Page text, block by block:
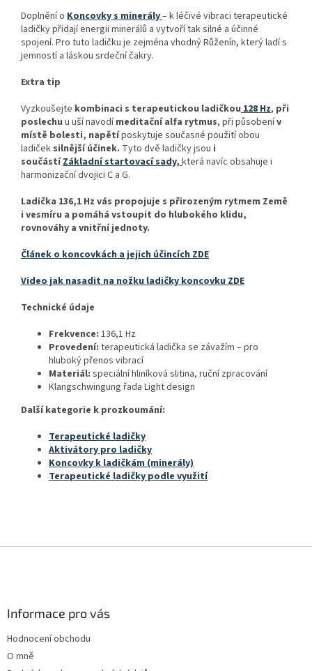
Doplnění o Koncovky s minerály– k léčivé vibraci terapeutické
ladičky přidají energii minerálů a vytvoří tak silné a účinné
spojení. Pro tuto ladičku je zejména vhodný Růženín, který ladí s
jemností a láskou srdeční čakry.
Extra tip
Vyzkoušejte kombinaci s terapeutickou ladičkou 128 Hz, při
poslechu u uší navodímeditační alfa rytmus, při působenív
místě bolesti, napětíposkytuje současné použití obou
ladiček silnější účinek. Tyto dvě ladičky jsou i
součástíZákladní startovací sady, která navíc obsahuje i
harmonizační dvojici C a G.
Ladička 136,1 Hz vás propojuje s přirozeným rytmem Země
i vesmíru a pomáhá vstoupit do hlubokého klidu,
rovnováhy a vnitřní jednoty.
Článek o koncovkách a jejich účincích ZDE
Video jak nasadit na nožku ladičky koncovku ZDE
Technické údaje
Frekvence: 136,1 Hz
Provedení: terapeutická ladička se závažím – pro
hluboký přenos vibrací
Materiál: speciální hliníková slitina, ruční zpracování
Klangschwingung řada Light design
Další kategorie k prozkoumání:
Terapeutické ladičky
Aktivátory pro ladičky
Koncovky k ladičkám (minerály)
Terapeutické ladičky podle využití
Informace pro vás
Hodnocení obchodu
O mně